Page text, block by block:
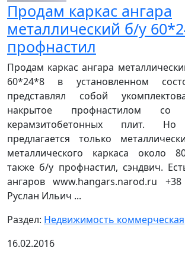
Продам каркас ангара
металлический б/у
профнастил
Продам каркас ангара
60*24*8 в установленном
представлял собой
накрытое профнастилом
керамзитобетонных плит.
предлагается только
металлического каркаса около
также б/у профнастил, сэндвич.
ангаров www.hangars.narod.ru
Руслан Ильич ...
Раздел: Недвижимость коммерческая
16.02.2016